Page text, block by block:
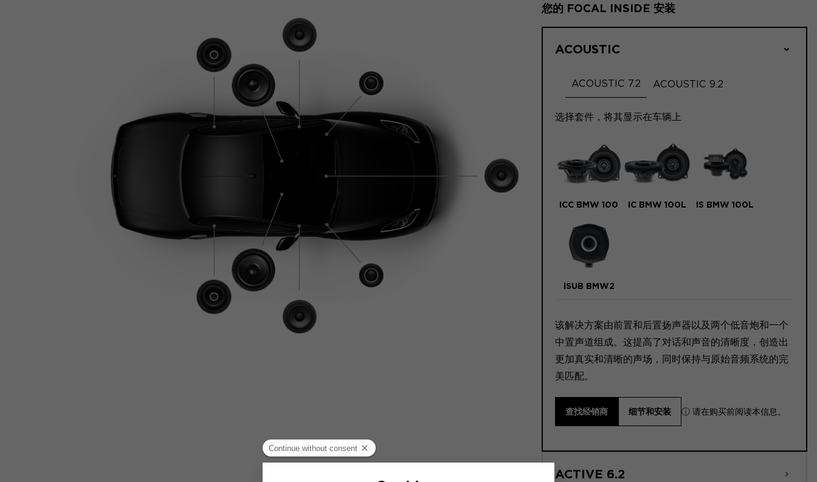
您的 FOCAL INSIDE 安装
ACOUSTIC
ACOUSTIC 7.2 ACOUSTIC 9.2
选择套件，将其显示在车辆上
ICC BMW 100 IC BMW 100L IS BMW 100L
ISUB BMW2
该解决方案由前置和后置扬声器以及两个低音炮和一个
中置声道组成。这提高了对话和声音的清晰度，创造出
更加真实和清晰的声场，同时保持与原始音频系统的完
美匹配。
查找经销商 细节和安装 ⓘ 请在购买前阅读本信息。
ACTIVE 6.2